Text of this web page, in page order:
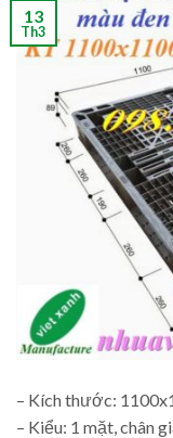
13
Th3
– Kích thước:
– Kiểu: 1 mặt, chân